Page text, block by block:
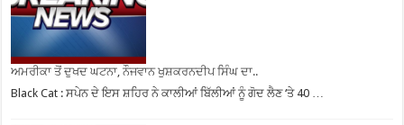
ਅਮਰੀਕਾ ਤੋਂ ਦੁਖਦ ਘਟਨਾ, ਨੌਜਵਾਨ ਖੁਸ਼ਕਰਨਦੀਪ ਸਿੰਘ ਦਾ..
Black Cat : ਸਪੇਨ ਦੇ ਇਸ ਸ਼ਹਿਰ ਨੇ ਕਾਲੀਆਂ ਬਿੱਲੀਆਂ ਨੂੰ ਗੋਦ ਲੈਣ ‘ਤੇ 40 …